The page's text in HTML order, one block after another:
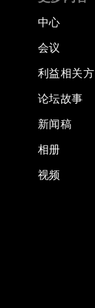
中心
会议
利益相关方
论坛故事
新闻稿
相册
视频